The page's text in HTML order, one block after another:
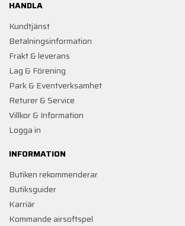
HANDLA
Kundtjänst
Betalningsinformation
Frakt & leverans
Lag & Förening
Park & Eventverksamhet
Returer & Service
Villkor & Information
Logga in
INFORMATION
Butiken rekommenderar
Butiksguider
Karriär
Kommande airsoftspel